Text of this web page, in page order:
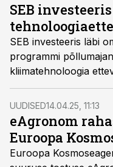
SEB
SEB investeeris läbi
programmi
kliimatehnoloogia
põlluhaldustarkvara
riigis Euroopas ja
UUDISED14.04.25, 11:13
eAgronom
Euroopa
Euroopa